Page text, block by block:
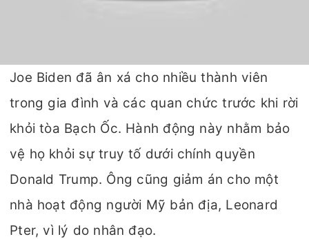
Joe Biden đã ân xá cho nhiều thành viên
trong gia đình và các quan chức trước khi rời
khỏi tòa Bạch Ốc. Hành động này nhằm bảo
vệ họ khỏi sự truy tố dưới chính quyền
Donald Trump. Ông cũng giảm án cho một
nhà hoạt động người Mỹ bản địa, Leonard
Pter, vì lý do nhân đạo.